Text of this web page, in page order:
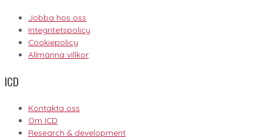
Jobba hos oss
Integritetspolicy
Cookiepolicy
Allmänna villkor
ICD
Kontakta oss
Om ICD
Research & development